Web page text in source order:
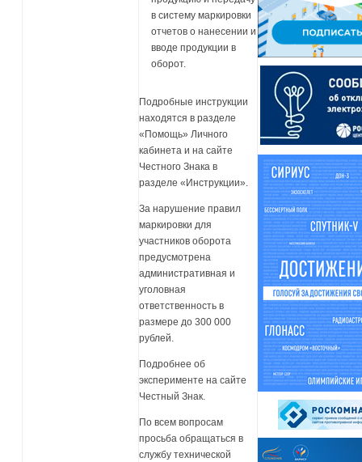
в систему маркировки
отчетов о нанесении и
вводе продукции в
оборот.
Подробные инструкции
находятся в разделе
«Помощь» Личного
кабинета и на сайте
Честного Знака в
разделе «Инструкции».
За нарушение правил
маркировки для
участников оборота
предусмотрена
административная и
уголовная
ответственность в
размере до 300 000
рублей.
Подробнее об
эксперименте на сайте
Честный Знак.
По всем вопросам
просьба обращаться в
службу технической